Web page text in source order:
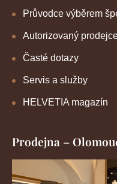
Průvodce výběrem
Autorizovaný
Časté dotazy
Servis a služby
HELVETIA magazín
Prodejna –